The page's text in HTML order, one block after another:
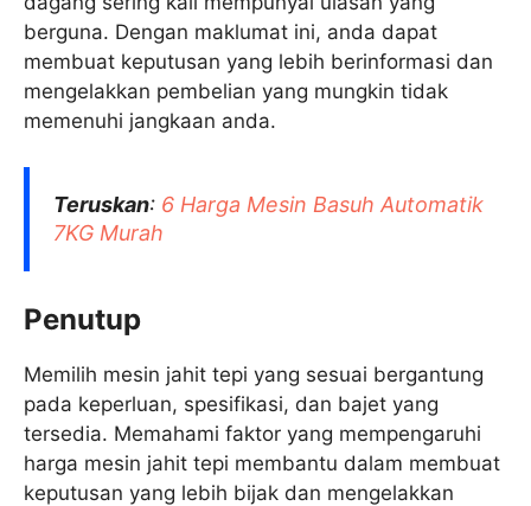
berguna. Dengan maklumat ini, anda dapat
membuat keputusan yang lebih berinformasi dan
mengelakkan pembelian yang mungkin tidak
memenuhi jangkaan anda.
Teruskan: 6 Harga Mesin Basuh Automatik
7KG Murah
Penutup
Memilih mesin jahit tepi yang sesuai bergantung
pada keperluan, spesifikasi, dan bajet yang
tersedia. Memahami faktor yang mempengaruhi
harga mesin jahit tepi membantu dalam membuat
keputusan yang lebih bijak dan mengelakkan